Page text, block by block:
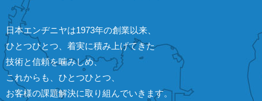
日本エンヂニヤは1973年の創業以来、
ひとつひとつ、着実に積み上げてきた
技術と信頼を噛みしめ、
これからも、ひとつひとつ、
お客様の課題解決に取り組んでいきます。